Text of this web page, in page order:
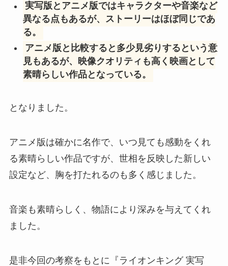
実写版とアニメ版ではキャラクターや音楽など
異なる点もあるが、ストーリーはほぼ同じであ
る。
アニメ版と比較すると多少見劣りするという意
見もあるが、映像クオリティも高く映画として
素晴らしい作品となっている。
となりました。
アニメ版は確かに名作で、いつ見ても感動をくれ
る素晴らしい作品ですが、世相を反映した新しい
設定など、胸を打たれるのも多く感じました。
音楽も素晴らしく、物語により深みを与えてくれ
ました。
是非今回の考察をもとに『ライオンキング 実写